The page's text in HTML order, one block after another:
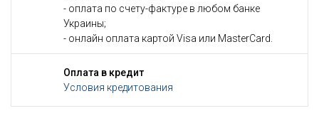
- оплата по счету-фактуре в любом банке
Украины;
- онлайн оплата картой Visa или MasterCard.
Оплата в кредит
Условия кредитования